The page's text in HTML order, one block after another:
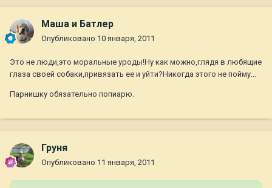
Маша и Батлер
Опубликовано 10 января, 2011
Это не люди,это моральные уроды!Ну как можно,глядя в любящие
глаза своей собаки,привязать ее и уйти?Никогда этого не пойму...
Парнишку обязательно попиарю.
Груня
Опубликовано 11 января, 2011